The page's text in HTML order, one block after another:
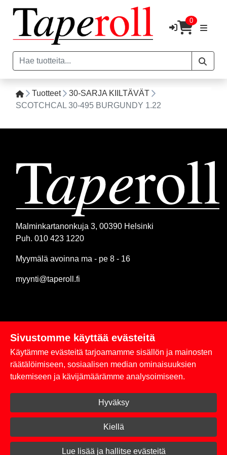
0
Tuotteet
30-SARJA KIILTÄVÄT
SCOTCHCAL 30-495 BURGUNDY 1.22
Malminkartanonkuja 3, 00390 Helsinki
Puh. 010 423 1220
Myymälä avoinna ma - pe 8 - 16
myynti@taperoll.fi
Linkit
Rekisteriseloste
Toimitus- ja maksuehdot
Kirjaudu sisään
© 2026 Taperoll
Sivustomme käyttää evästeitä
Käytämme evästeitä tarjoamamme sisällön ja mainosten
räätälöimiseen, sosiaalisen median ominaisuuksien
tukemiseen ja kävijämäärämme analysoimiseen.
Hyväksy
Kiellä
Lue lisää ja hallitse evästeitä